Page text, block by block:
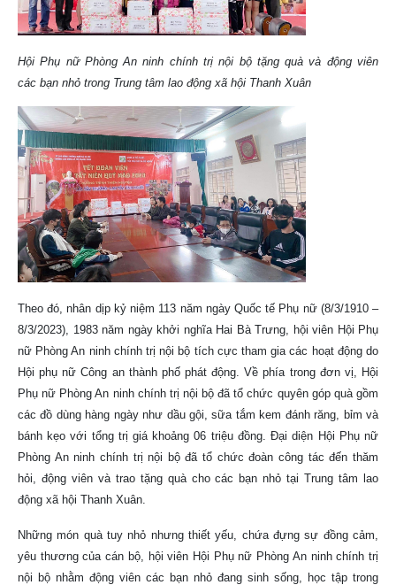
Hội Phụ nữ Phòng An ninh chính trị nội bộ tặng quà và động viên
các bạn nhỏ trong Trung tâm lao động xã hội Thanh Xuân
Theo đó, nhân dịp kỷ niệm 113 năm ngày Quốc tế Phụ nữ (8/3/1910 –
8/3/2023), 1983 năm ngày khởi nghĩa Hai Bà Trưng, hội viên Hội Phụ
nữ Phòng An ninh chính trị nội bộ tích cực tham gia các hoạt động do
Hội phụ nữ Công an thành phố phát động. Về phía trong đơn vị, Hội
Phụ nữ Phòng An ninh chính trị nội bộ đã tổ chức quyên góp quà gồm
các đồ dùng hàng ngày như dầu gội, sữa tắm kem đánh răng, bỉm và
bánh kẹo với tổng trị giá khoảng 06 triệu đồng. Đại diện Hội Phụ nữ
Phòng An ninh chính trị nội bộ đã tổ chức đoàn công tác đến thăm
hỏi, động viên và trao tặng quà cho các bạn nhỏ tại Trung tâm lao
động xã hội Thanh Xuân.
Những món quà tuy nhỏ nhưng thiết yếu, chứa đựng sự đồng cảm,
yêu thương của cán bộ, hội viên Hội Phụ nữ Phòng An ninh chính trị
nội bộ nhằm động viên các bạn nhỏ đang sinh sống, học tập trong